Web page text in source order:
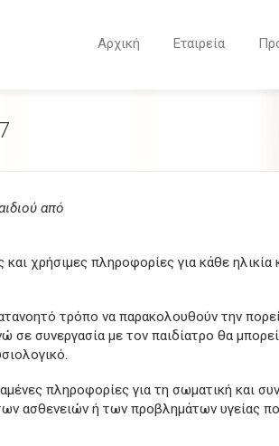
Αρχική Εταιρεία
από
και χρήσιμες πληροφορίες για κάθε
τρόπο να παρακολουθούν την
συνεργασία με τον παιδίατρο θα
πληροφορίες για τη σωματική και
ασθενειών ή των προβλημάτων υγείας